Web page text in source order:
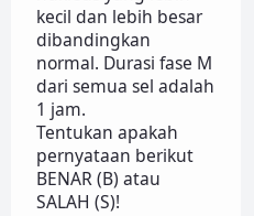
kecil dan lebih besar
dibandingkan
normal. Durasi fase M
dari semua sel adalah
1 jam.
Tentukan apakah
pernyataan berikut
BENAR (B) atau
SALAH (S)!